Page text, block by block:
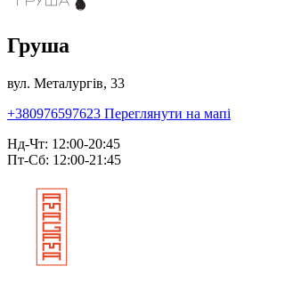
Груша
вул. Металургів, 33
+380976597623 Переглянути на мапі
Нд-Чт: 12:00-20:45
Пт-Сб: 12:00-21:45